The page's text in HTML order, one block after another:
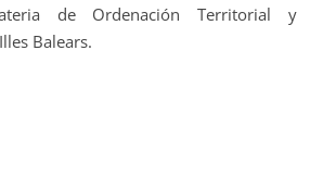
de Ordenación Territorial y
Balears.